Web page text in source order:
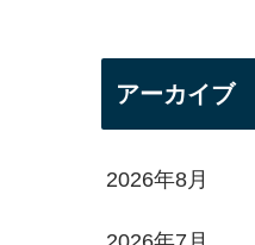
アーカイブ
2026年8月